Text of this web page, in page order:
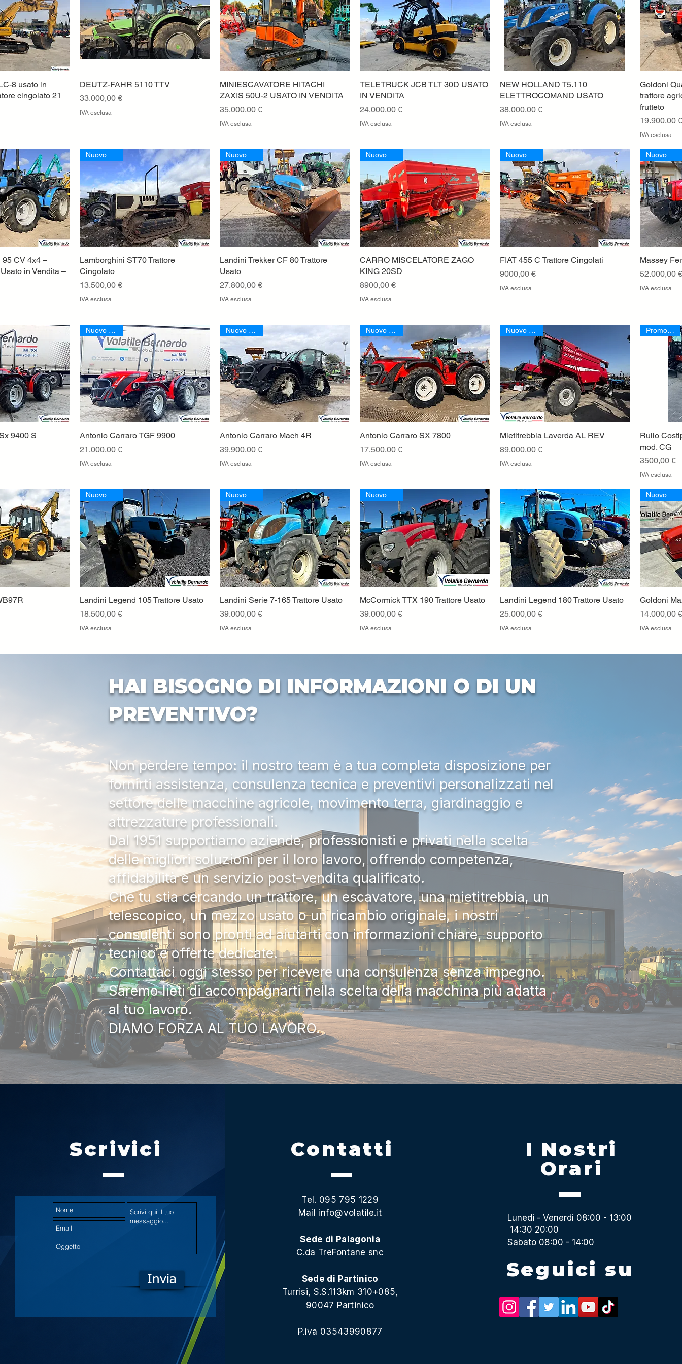
rapida
8 usato in
cingolato 21
Vista rapida
DEUTZ-FAHR 5110 TTV
Prezzo
33.000,00 €
IVA esclusa
Vista rapida
MINIESCAVATORE HITACHI
ZAXIS 50U-2 USATO IN VENDITA
Prezzo
35.000,00 €
IVA esclusa
Vista rapida
TELETRUCK JCB TLT 30D USATO
IN VENDITA
Prezzo
24.000,00 €
IVA esclusa
Vista rapida
NEW HOLLAND T5.110
ELETTROCOMAND USATO
Prezzo
38.000,00 €
IVA esclusa
Goldoni
trattore
frutteto
Prezzo
19.900,00 €
IVA esclusa
rapidaCV 4x4 –
in Vendita –
Vista rapida
Lamborghini ST70 Trattore
Cingolato
Prezzo
13.500,00 €
IVA esclusa
Vista rapida
Landini Trekker CF 80 Trattore
Usato
Prezzo
27.800,00 €
IVA esclusa
Vista rapida
CARRO MISCELATORE ZAGO
KING 20SD
Prezzo
8900,00 €
IVA esclusa
Vista rapida
FIAT 455 C Trattore Cingolati
Prezzo
9000,00 €
IVA esclusa
Massey
Prezzo
52.000,00 €
IVA esclusa
rapida
9400 S Vista rapida
Antonio Carraro TGF 9900
Prezzo
21.000,00 €
IVA esclusa
Vista rapida
Antonio Carraro Mach 4R
Prezzo
39.900,00 €
IVA esclusa
Vista rapida
Antonio Carraro SX 7800
Prezzo
17.500,00 €
IVA esclusa
Vista rapida
Mietitrebbia Laverda AL REV
Prezzo
89.000,00 €
IVA esclusa
Rullo
mod. CG
Prezzo
3500,00 €
IVA esclusa
rapida Vista rapida
Landini Legend 105 Trattore Usato
Prezzo
18.500,00 €
IVA esclusa
Vista rapida
Landini Serie 7-165 Trattore Usato
Prezzo
39.000,00 €
IVA esclusa
Vista rapida
McCormick TTX 190 Trattore Usato
Prezzo
39.000,00 €
IVA esclusa
Vista rapida
Landini Legend 180 Trattore Usato
Prezzo
25.000,00 €
IVA esclusa
Goldoni
Prezzo
14.000,00 €
IVA esclusa
HAI BISOGNO DI INFORMAZIONI O DI UN
PREVENTIVO?
Non perdere tempo: il nostro team è a tua completa disposizione per
fornirti assistenza, consulenza tecnica e preventivi personalizzati nel
settore delle macchine agricole, movimento terra, giardinaggio e
attrezzature professionali.
Dal 1951 supportiamo aziende, professionisti e privati nella scelta
delle migliori soluzioni per il loro lavoro, offrendo competenza,
affidabilità e un servizio post-vendita qualificato.
Che tu stia cercando un trattore, un escavatore, una mietitrebbia, un
telescopico, un mezzo usato o un ricambio originale, i nostri
consulenti sono pronti ad aiutarti con informazioni chiare, supporto
tecnico e offerte dedicate.
Contattaci oggi stesso per ricevere una consulenza senza impegno.
Saremo lieti di accompagnarti nella scelta della macchina più adatta
al tuo lavoro.
DIAMO FORZA AL TUO LAVORO.
Scrivici
Invia
Contatti
Tel. 095 795 1229
Mail info@volatile.it
Sede di Palagonia
C.da TreFontane snc
Sede di Partinico
Turrisi, S.S.113km 310+085,
90047 Partinico
P.iva 03543990877
I Nostri
Orari
Lunedi - Venerdì 08:00 - 13:00
14:30 20:00
Sabato 08:00 - 14:00
Seguici su